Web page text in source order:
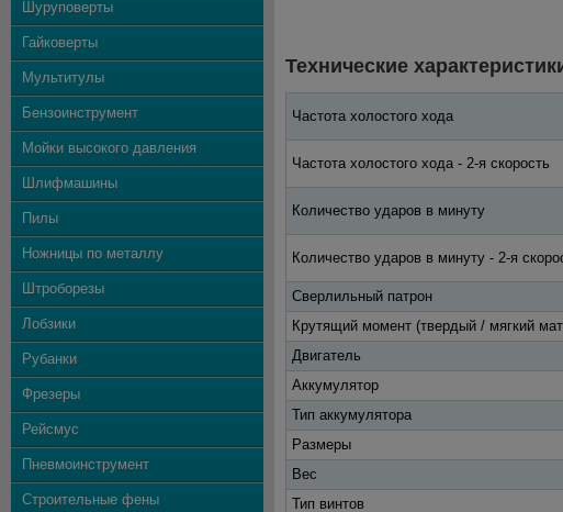
Шуруповерты
Гайковерты
Мультитулы
Бензоинструмент
Мойки высокого давления
Шлифмашины
Пилы
Ножницы по металлу
Штроборезы
Лобзики
Рубанки
Фрезеры
Рейсмус
Пневмоинструмент
Строительные фены
Технические
Частота холостого хода
Частота холостого хода - 2-я скорость
Количество ударов в минуту
Количество ударов в минуту - 2-я
Сверлильный патрон
Крутящий момент (твердый / мягкий
Двигатель
Аккумулятор
Тип аккумулятора
Размеры
Вес
Тип винтов